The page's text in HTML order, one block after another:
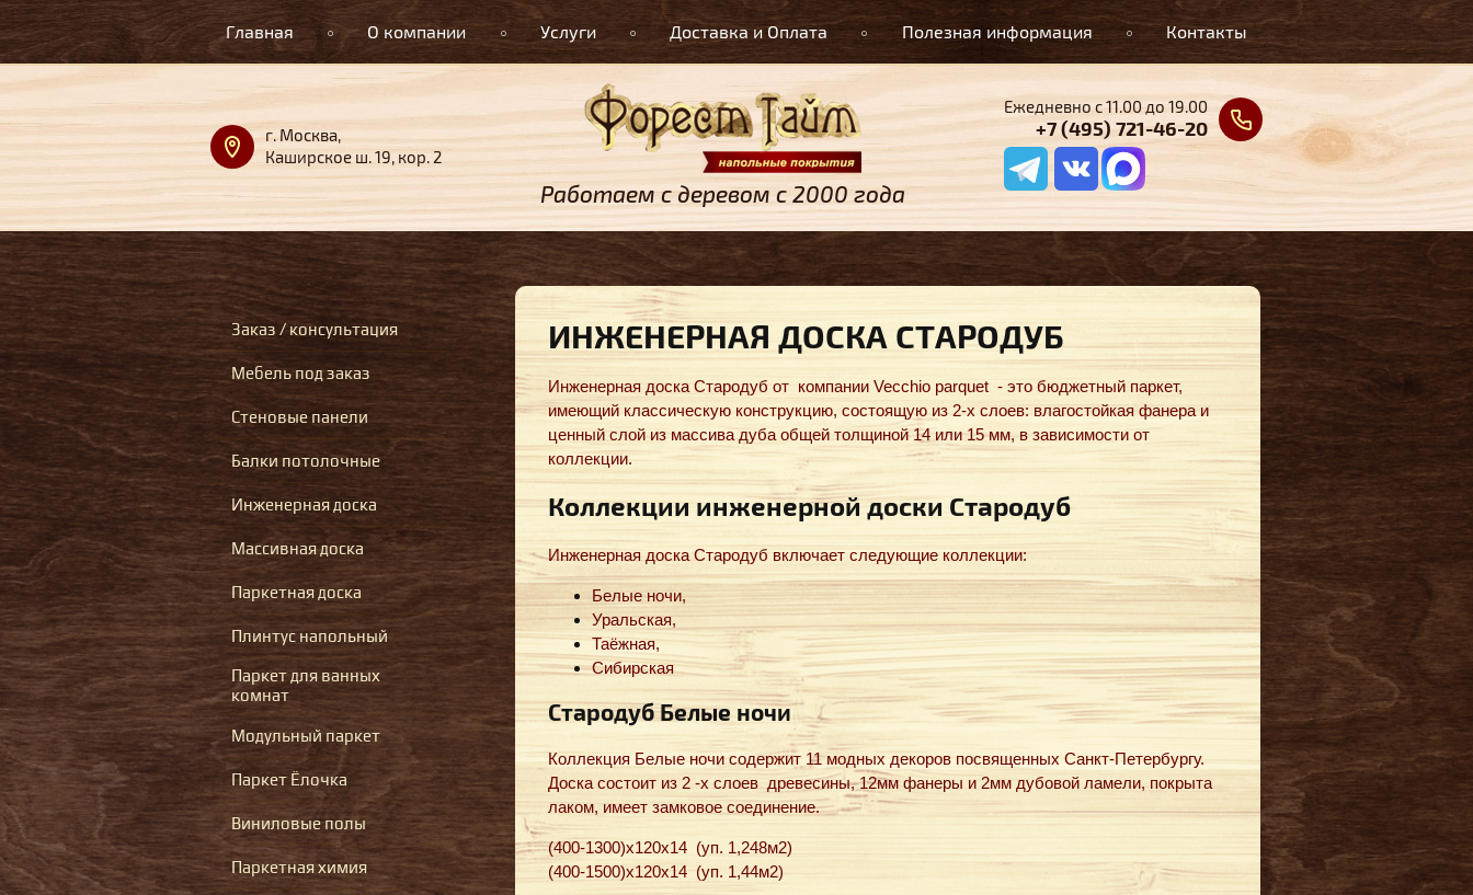
Главная О компании Услуги Доставка и Оплата Полезная информация Контакты
г. Москва,
Каширское ш. 19, кор. 2
Работаем с деревом с 2000 года
Ежедневно с 11.00 до 19.00
+7 (495) 721-46-20
Заказ / консультация
Мебель под заказ
Стеновые панели
Балки потолочные
Инженерная доска
Массивная доска
Паркетная доска
Плинтус напольный
Паркет для ванных
комнат
Модульный паркет
Паркет Ёлочка
Виниловые полы
Паркетная химия
ИНЖЕНЕРНАЯ ДОСКА СТАРОДУБ
Инженерная доска Стародуб от компании Vecchio parquet - это бюджетный паркет,
имеющий классическую конструкцию, состоящую из 2-х слоев: влагостойкая фанера и
ценный слой из массива дуба общей толщиной 14 или 15 мм, в зависимости от
коллекции.
Коллекции инженерной доски Стародуб
Инженерная доска Стародуб включает следующие коллекции:
Белые ночи,
Уральская,
Таёжная,
Сибирская
Стародуб Белые ночи
Коллекция Белые ночи содержит 11 модных декоров посвященных Санкт-Петербургу.
Доска состоит из 2 -х слоев древесины, 12мм фанеры и 2мм дубовой ламели, покрыта
лаком, имеет замковое соединение.
(400-1300)x120x14 (уп. 1,248м2)
(400-1500)x120x14 (уп. 1,44м2)